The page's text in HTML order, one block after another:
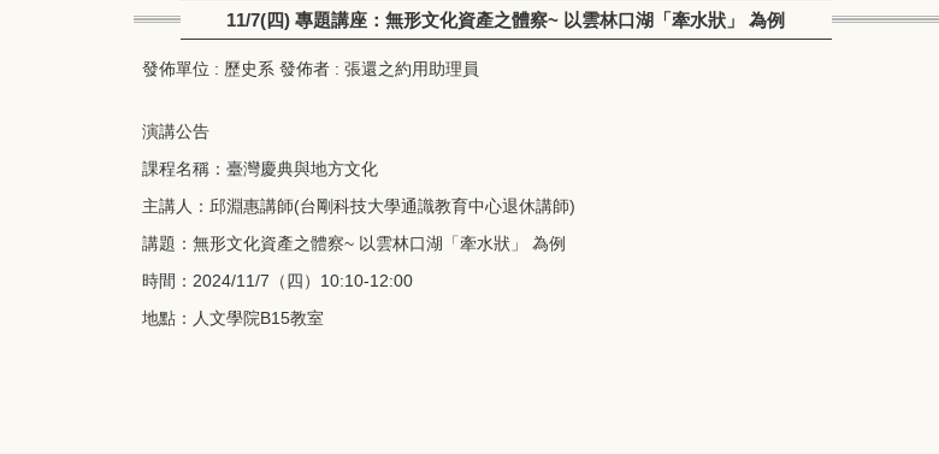
11/7(四) 專題講座：無形文化資產之體察~ 以雲林口湖「牽水狀」 為例
發佈單位 : 歷史系 發佈者 : 張還之約用助理員
演講公告
課程名稱：臺灣慶典與地方文化
主講人：邱淵惠講師(台剛科技大學通識教育中心退休講師)
講題：無形文化資產之體察~ 以雲林口湖「牽水狀」 為例
時間：2024/11/7（四）10:10-12:00
地點：人文學院B15教室